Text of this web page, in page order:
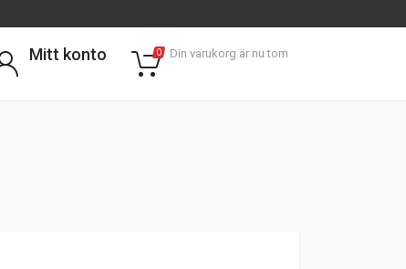
Mitt konto 0 Din varukorg är nu tom